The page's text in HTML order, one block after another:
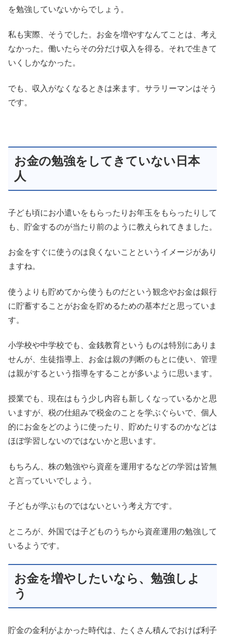
を勉強していないからでしょう。
私も実際、そうでした。お金を増やすなんてことは、考え
なかった。働いたらその分だけ収入を得る。それで生きて
いくしかなかった。
でも、収入がなくなるときは来ます。サラリーマンはそう
です。
お金の勉強をしてきていない日本
人
子ども頃にお小遣いをもらったりお年玉をもらったりして
も、貯金するのが当たり前のように教えられてきました。
お金をすぐに使うのは良くないことというイメージがあり
ますね。
使うよりも貯めてから使うものだという観念やお金は銀行
に貯蓄することがお金を貯めるための基本だと思っていま
す。
小学校や中学校でも、金銭教育というものは特別にありま
せんが、生徒指導上、お金は親の判断のもとに使い、管理
は親がするという指導をすることが多いように思います。
授業でも、現在はもう少し内容も新しくなっているかと思
いますが、税の仕組みで税金のことを学ぶぐらいで、個人
的にお金をどのように使ったり、貯めたりするのかなどは
ほぼ学習しないのではないかと思います。
もちろん、株の勉強やら資産を運用するなどの学習は皆無
と言っていいでしょう。
子どもが学ぶものではないという考え方です。
ところが、外国では子どものうちから資産運用の勉強して
いるようです。
お金を増やしたいなら、勉強しよ
う
貯金の金利がよかった時代は、たくさん積んでおけば利子